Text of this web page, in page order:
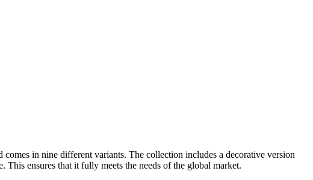
in nine different variants. The collection includes a decorative version
ensures that it fully meets the needs of the global market.